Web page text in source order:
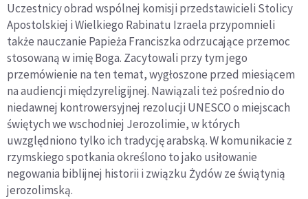
Uczestnicy obrad wspólnej komisji przedstawicieli Stolicy
Apostolskiej i Wielkiego Rabinatu Izraela przypomnieli
także nauczanie Papieża Franciszka odrzucające przemoc
stosowaną w imię Boga. Zacytowali przy tym jego
przemówienie na ten temat, wygłoszone przed miesiącem
na audiencji międzyreligijnej. Nawiązali też pośrednio do
niedawnej kontrowersyjnej rezolucji UNESCO o miejscach
świętych we wschodniej Jerozolimie, w których
uwzględniono tylko ich tradycję arabską. W komunikacie z
rzymskiego spotkania określono to jako usiłowanie
negowania biblijnej historii i związku Żydów ze świątynią
jerozolimską.